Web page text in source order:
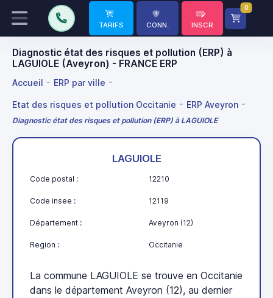
TARIFS CONN. INSCR
0
Diagnostic état des risques et pollution (ERP) à
LAGUIOLE (Aveyron) - FRANCE ERP
Accueil ERP par ville
Etat des risques et pollution Occitanie ERP Aveyron
Diagnostic état des risques et pollution (ERP) à LAGUIOLE
LAGUIOLE
Code postal : 12210
Code insee : 12119
Département : Aveyron (12)
Region : Occitanie
La commune LAGUIOLE se trouve en Occitanie
dans le département Aveyron (12), au dernier